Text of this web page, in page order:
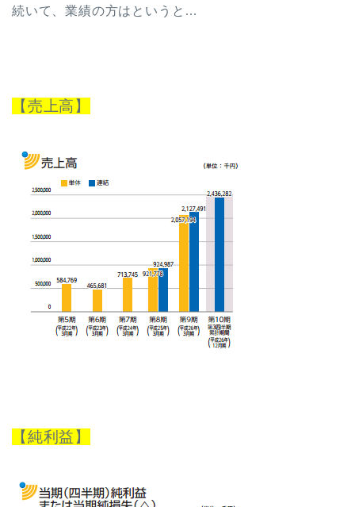
続いて、業績の方はというと…
【売上高】
【純利益】